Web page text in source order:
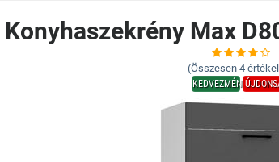
Konyhaszekrény Max
(Összesen 4
KEDVEZMÉNY